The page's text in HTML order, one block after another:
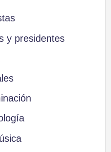
y presidentes